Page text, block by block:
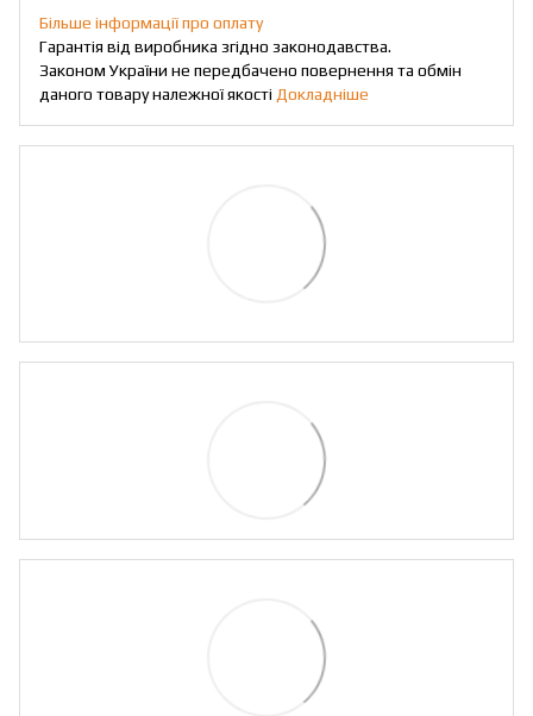
Більше інформації про оплату
Гарантія від виробника згідно законодавства.
Законом України не передбачено повернення та обмін
даного товару належної якості Докладніше